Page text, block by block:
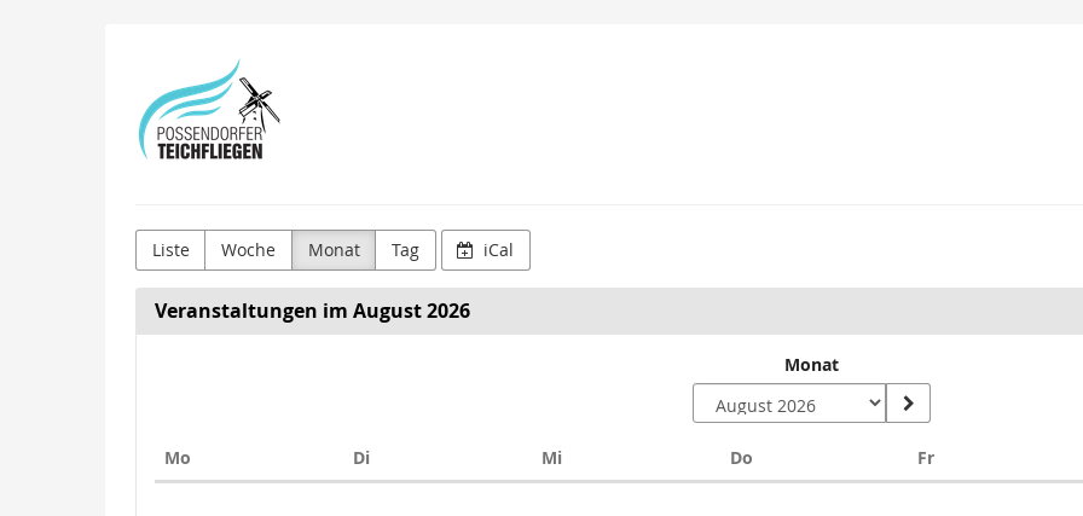
Possendorfer
Teichfliegenverein
e.V.
Liste Woche Monat Tag iCal
Veranstaltungen im August 2026
Monat
Mo DiDienstag MiMittwoch Do FrFreitag